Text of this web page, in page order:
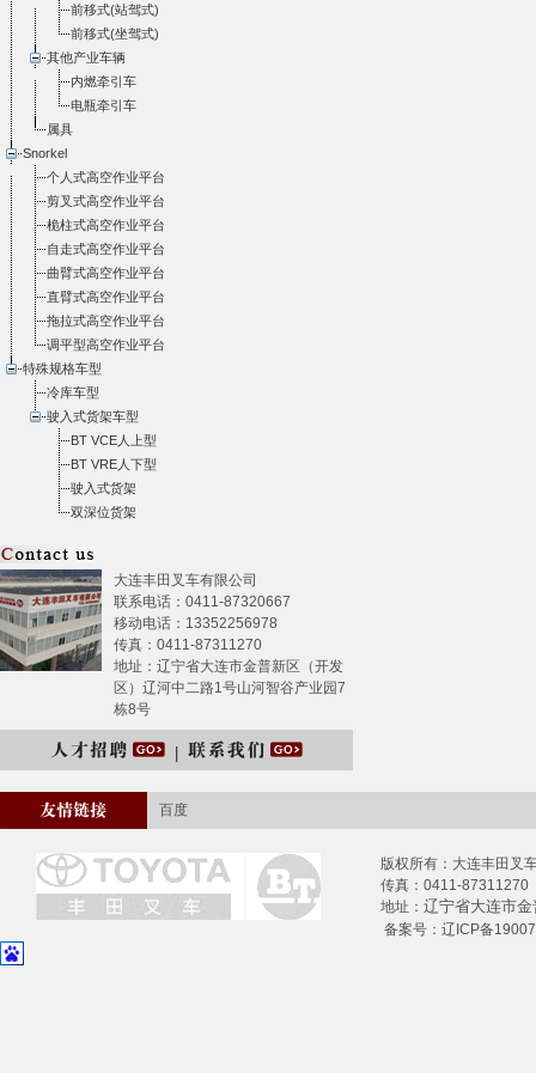
前移式(站驾式)
前移式(坐驾式)
其他产业车辆
内燃牵引车
电瓶牵引车
属具
Snorkel
个人式高空作业平台
剪叉式高空作业平台
桅柱式高空作业平台
自走式高空作业平台
曲臂式高空作业平台
直臂式高空作业平台
拖拉式高空作业平台
调平型高空作业平台
特殊规格车型
冷库车型
驶入式货架车型
BT VCE人上型
BT VRE人下型
驶入式货架
双深位货架
大连丰田叉车有限公司
联系电话：0411-87320667
移动电话：13352256978
传真：0411-87311270
地址：辽宁省大连市金普新区（开发
区）辽河中二路1号山河智谷产业园7
栋8号
百度
版权所有：大连丰田叉
传真：0411-87311270
地址： 辽宁省大连市
备案号： 辽ICP备